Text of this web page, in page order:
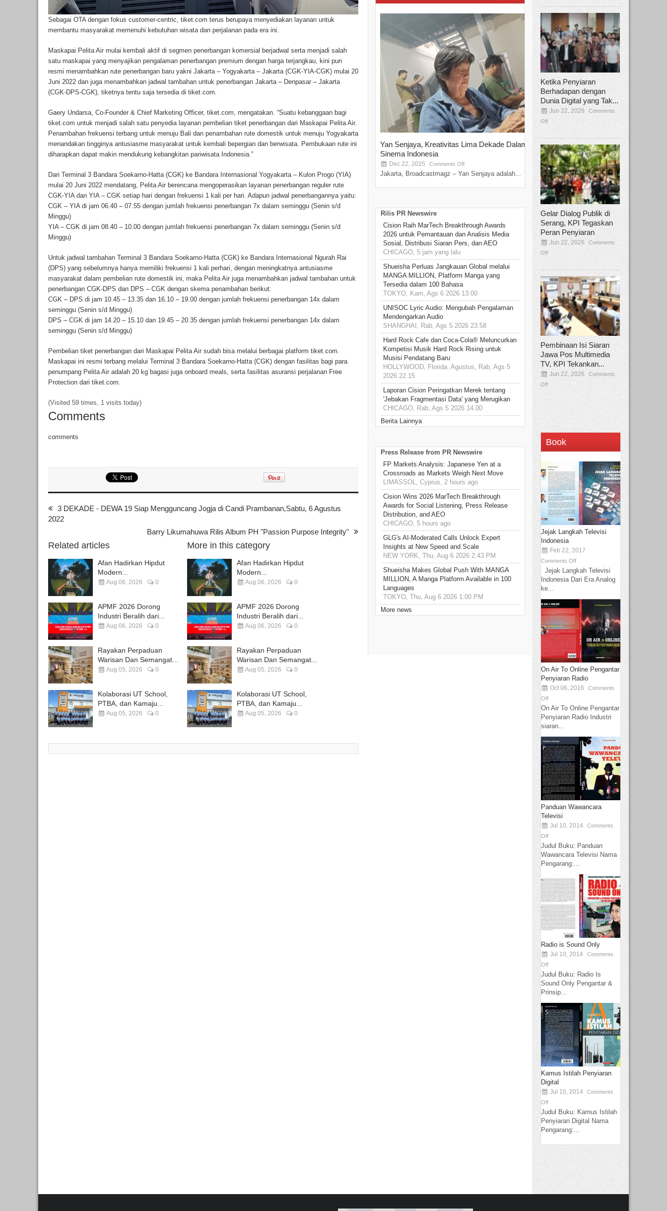
Sebagai OTA dengan fokus customer-centric, tiket.com terus berupaya menyediakan layanan untuk
membantu masyarakat memenuhi kebutuhan wisata dan perjalanan pada era ini.
Maskapai Pelita Air mulai kembali aktif di segmen penerbangan komersial berjadwal serta menjadi salah
satu maskapai yang menyajikan pengalaman penerbangan premium dengan harga terjangkau, kini pun
resmi menambahkan rute penerbangan baru yakni Jakarta – Yogyakarta – Jakarta (CGK-YIA-CGK) mulai 20
Juni 2022 dan juga menambahkan jadwal tambahan untuk penerbangan Jakarta – Denpasar – Jakarta
(CGK-DPS-CGK), tiketnya tentu saja tersedia di tiket.com.
Gaery Undarsa, Co-Founder & Chief Marketing Officer, tiket.com, mengatakan. “Suatu kebanggaan bagi
tiket.com untuk menjadi salah satu penyedia layanan pembelian tiket penerbangan dari Maskapai Pelita Air.
Penambahan frekuensi terbang untuk menuju Bali dan penambahan rute domestik untuk menuju Yogyakarta
menandakan tingginya antusiasme masyarakat untuk kembali bepergian dan berwisata. Pembukaan rute ini
diharapkan dapat makin mendukung kebangkitan pariwisata Indonesia.”
Dari Terminal 3 Bandara Soekarno-Hatta (CGK) ke Bandara Internasional Yogyakarta – Kulon Progo (YIA)
mulai 20 Juni 2022 mendatang, Pelita Air berencana mengoperasikan layanan penerbangan reguler rute
CGK-YIA dan YIA – CGK setiap hari dengan frekuensi 1 kali per hari. Adapun jadwal penerbangannya yaitu:
CGK – YIA di jam 06.40 – 07.55 dengan jumlah frekuensi penerbangan 7x dalam seminggu (Senin s/d
Minggu)
YIA – CGK di jam 08.40 – 10.00 dengan jumlah frekuensi penerbangan 7x dalam seminggu (Senin s/d
Minggu)
Untuk jadwal tambahan Terminal 3 Bandara Soekarno-Hatta (CGK) ke Bandara Internasional Ngurah Rai
(DPS) yang sebelumnya hanya memiliki frekuensi 1 kali perhari, dengan meningkatnya antusiasme
masyarakat dalam pembelian rute domestik ini, maka Pelita Air juga menambahkan jadwal tambahan untuk
penerbangan CGK-DPS dan DPS – CGK dengan skema penambahan berikut:
CGK – DPS di jam 10.45 – 13.35 dan 16.10 – 19.00 dengan jumlah frekuensi penerbangan 14x dalam
seminggu (Senin s/d Minggu)
DPS – CGK di jam 14.20 – 15.10 dan 19.45 – 20.35 dengan jumlah frekuensi penerbangan 14x dalam
seminggu (Senin s/d Minggu)
Pembelian tiket penerbangan dari Maskapai Pelita Air sudah bisa melalui berbagai platform tiket.com.
Maskapai ini resmi terbang melalui Terminal 3 Bandara Soekarno-Hatta (CGK) dengan fasilitas bagi para
penumpang Pelita Air adalah 20 kg bagasi juga onboard meals, serta fasilitas asuransi perjalanan Free
Protection dari tiket.com.
(Visited 59 times, 1 visits today)
Comments
comments
3 DEKADE - DEWA 19 Siap Mengguncang Jogja di Candi Prambanan,Sabtu, 6 Agustus
2022
Barry Likumahuwa Rilis Album PH "Passion Purpose Integrity"
Related articles
Afan Hadirkan Hipdut
Modern...
Aug 06, 2026 0
APMF 2026 Dorong
Industri Beralih dari...
Aug 06, 2026 0
Rayakan Perpaduan
Warisan Dan Semangat...
Aug 05, 2026 0
Kolaborasi UT School,
PTBA, dan Kamaju...
Aug 05, 2026 0
More in this category
Afan Hadirkan Hipdut
Modern...
Aug 06, 2026 0
APMF 2026 Dorong
Industri Beralih dari...
Aug 06, 2026 0
Rayakan Perpaduan
Warisan Dan Semangat...
Aug 05, 2026 0
Kolaborasi UT School,
PTBA, dan Kamaju...
Aug 05, 2026 0
Yan Senjaya, Kreativitas Lima Dekade Dalam
Sinema Indonesia
Dec 22, 2025 Comments Off
Jakarta, Broadcastmagz – Yan Senjaya adalah...
Tamee Irelly Menjadi Juri Open
Film Terbaru...
Sep 08, 2025 Comments Off
Bekasi, Broadcastmagz – Dalam upaya
talenta...
Rilis PR Newswire
Cision Raih MarTech Breakthrough Awards
2026 untuk Pemantauan dan Analisis Media
Sosial, Distribusi Siaran Pers, dan AEO
CHICAGO, 5 jam yang lalu
Shueisha Perluas Jangkauan Global melalui
MANGA MILLION, Platform Manga yang
Tersedia dalam 100 Bahasa
TOKYO, Kam, Ags 6 2026 13.00
UNISOC Lyric Audio: Mengubah Pengalaman
Mendengarkan Audio
SHANGHAI, Rab, Ags 5 2026 23.58
Hard Rock Cafe dan Coca-Cola® Meluncurkan
Kompetisi Musik Hard Rock Rising untuk
Musisi Pendatang Baru
HOLLYWOOD, Florida, Agustus, Rab, Ags 5
2026 22.15
Laporan Cision Peringatkan Merek tentang
'Jebakan Fragmentasi Data' yang Merugikan
CHICAGO, Rab, Ags 5 2026 14.00
Berita Lainnya
Press Release from PR Newswire
FP Markets Analysis: Japanese Yen at a
Crossroads as Markets Weigh Next Move
LIMASSOL, Cyprus, 2 hours ago
Cision Wins 2026 MarTech Breakthrough
Awards for Social Listening, Press Release
Distribution, and AEO
CHICAGO, 5 hours ago
GLG's AI-Moderated Calls Unlock Expert
Insights at New Speed and Scale
NEW YORK, Thu, Aug 6 2026 2:43 PM
Shueisha Makes Global Push With MANGA
MILLION, A Manga Platform Available in 100
Languages
TOKYO, Thu, Aug 6 2026 1:00 PM
More news
Ketika Penyiaran
Berhadapan dengan
Dunia Digital yang Tak...
Jun 22, 2026
Comments
Off
Gelar Dialog Publik di
Serang, KPI Tegaskan
Peran Penyiaran
Jun 22, 2026
Comments
Off
Pembinaan Isi Siaran
Jawa Pos Multimedia
TV, KPI Tekankan...
Jun 22, 2026
Comments
Off
Book
Jejak Langkah Televisi
Indonesia
Feb 22, 2017
Comments Off
Jejak Langkah Televisi
Indonesia Dari Era Analog
ke...
On Air To Online Pengantar
Penyiaran Radio
Oct 06, 2016
Comments
Off
On Air To Online Pengantar
Penyiaran Radio Industri
siaran...
Panduan Wawancara
Televisi
Jul 10, 2014
Comments
Off
Judul Buku: Panduan
Wawancara Televisi Nama
Pengarang:...
Radio is Sound Only
Jul 10, 2014
Comments
Off
Judul Buku: Radio Is
Sound Only Pengantar &
Prinsip...
Kamus Istilah Penyiaran
Digital
Jul 10, 2014
Comments
Off
Judul Buku: Kamus Istilah
Penyiaran Digital Nama
Pengarang:...